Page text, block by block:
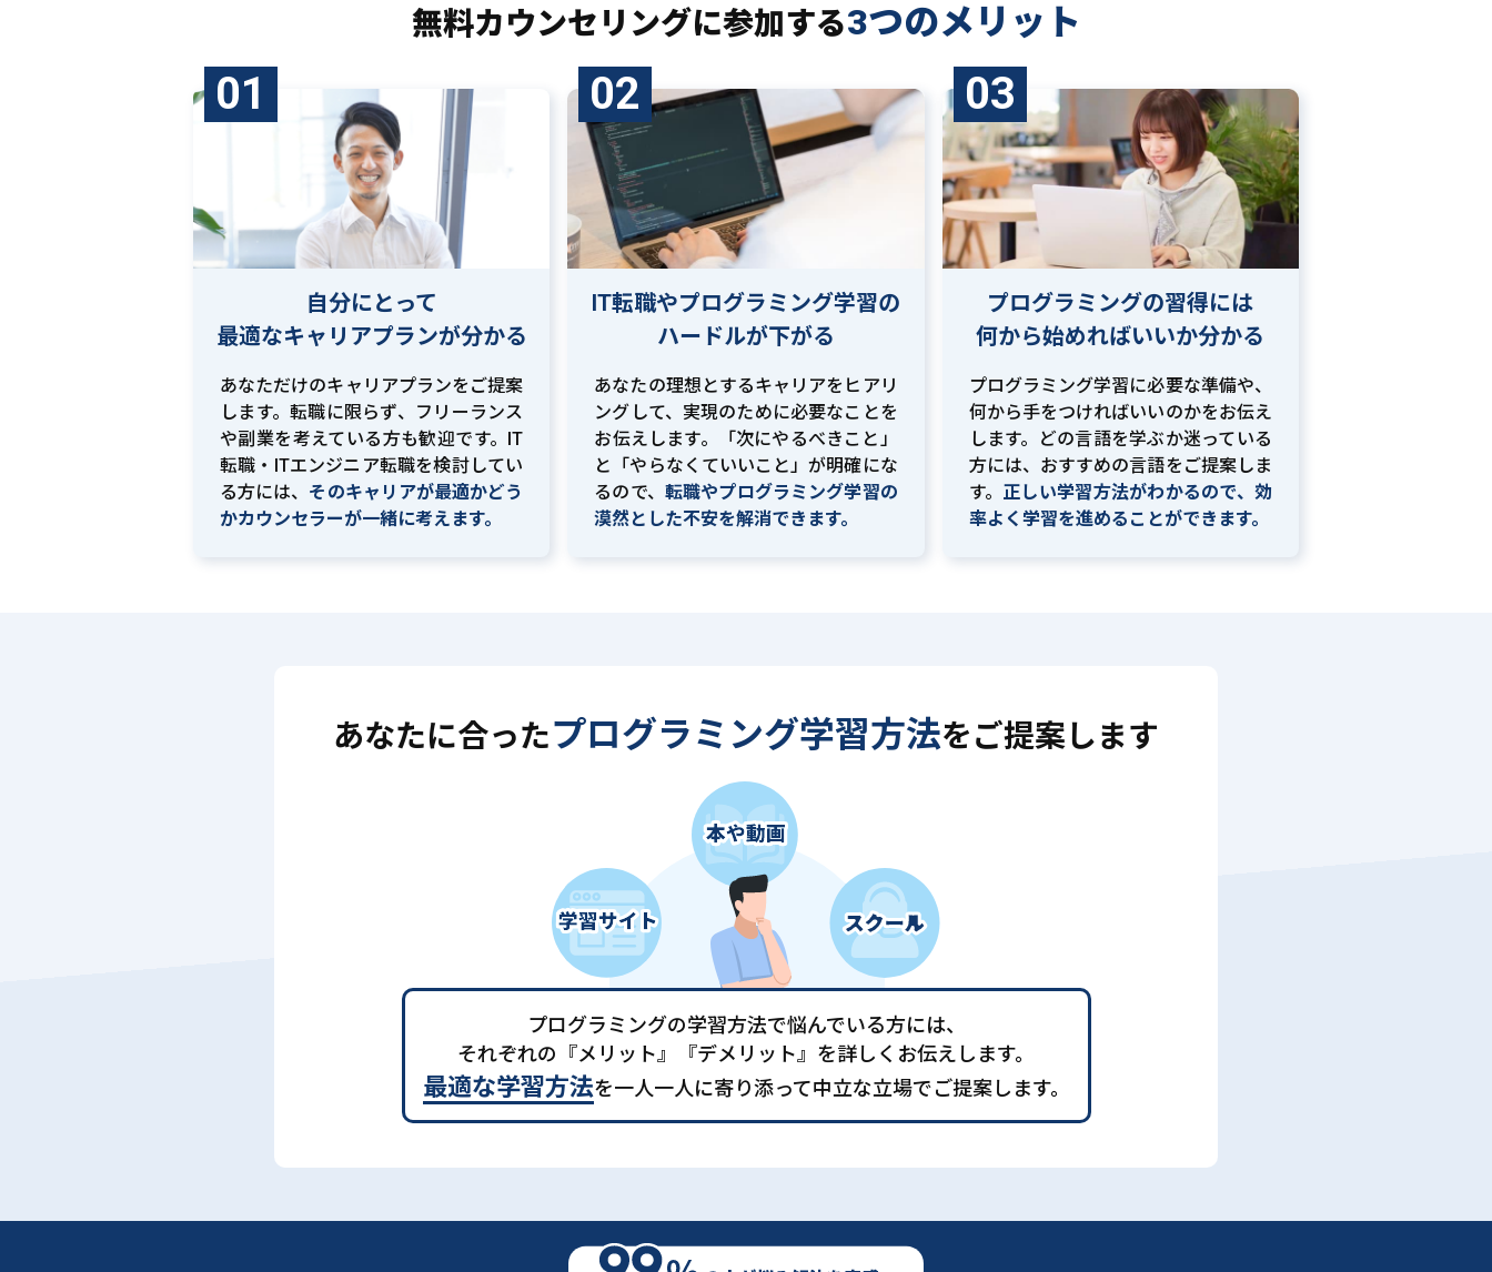
無料カウンセリングに参加する3つのメリット
01
自分にとって
最適なキャリアプランが分かる
あなただけのキャリアプランをご提案
します。転職に限らず、フリーランス
や副業を考えている方も歓迎です。IT
転職・ITエンジニア転職を検討してい
る方には、 そのキャリアが最適かどう
かカウンセラーが一緒に考えます。
02
IT転職やプログラミング学習の
ハードルが下がる
あなたの理想とするキャリアをヒアリ
ングして、実現のために必要なことを
お伝えします。「次にやるべきこと」
と「やらなくていいこと」が明確にな
るので、 転職やプログラミング学習の
漠然とした不安を解消できます。
03
プログラミングの習得には
何から始めればいいか分かる
プログラミング学習に必要な準備や、
何から手をつければいいのかをお伝え
します。どの言語を学ぶか迷っている
方には、おすすめの言語をご提案しま
す。 正しい学習方法がわかるので、効
率よく学習を進めることができます。
あなたに合ったプログラミング学習方法をご提案します
プログラミングの学習方法で悩んでいる方には、
それぞれの『メリット』『デメリット』を詳しくお伝えします。
最適な学習方法を一人一人に寄り添って中立な立場でご提案します。